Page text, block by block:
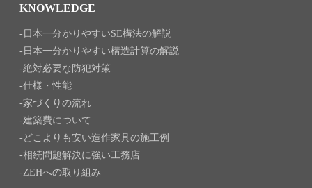
KNOWLEDGE
日本一分かりやすいSE構法の解説
日本一分かりやすい構造計算の解説
絶対必要な防犯対策
仕様・性能
家づくりの流れ
建築費について
どこよりも安い造作家具の施工例
相続問題解決に強い工務店
ZEHへの取り組み